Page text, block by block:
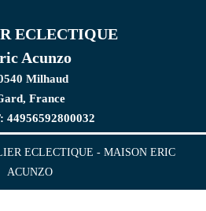
ECLECTIQUE
Acunzo
Milhaud
France
44956592800032
ECLECTIQUE - MAISON ERIC
ACUNZO